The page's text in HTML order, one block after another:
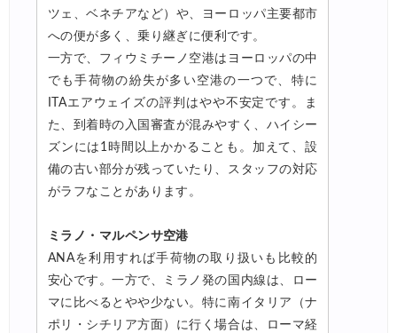
ツェ、ベネチアなど）や、ヨーロッパ主要都市
への便が多く、乗り継ぎに便利です。
一方で、フィウミチーノ空港はヨーロッパの中
でも手荷物の紛失が多い空港の一つで、特に
ITAエアウェイズの評判はやや不安定です。ま
た、到着時の入国審査が混みやすく、ハイシー
ズンには1時間以上かかることも。加えて、設
備の古い部分が残っていたり、スタッフの対応
がラフなことがあります。
ミラノ・マルペンサ空港
ANAを利用すれば手荷物の取り扱いも比較的
安心です。一方で、ミラノ発の国内線は、ロー
マに比べるとやや少ない。特に南イタリア（ナ
ポリ・シチリア方面）に行く場合は、ローマ経